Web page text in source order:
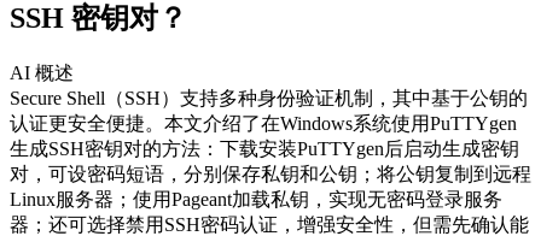
SSH 密钥对？
AI 概述
Secure Shell（SSH）支持多种身份验证机制，其中基于公钥的
认证更安全便捷。本文介绍了在Windows系统使用PuTTYgen
生成SSH密钥对的方法：下载安装PuTTYgen后启动生成密钥
对，可设密码短语，分别保存私钥和公钥；将公钥复制到远程
Linux服务器；使用Pageant加载私钥，实现无密码登录服务
器；还可选择禁用SSH密码认证，增强安全性，但需先确认能